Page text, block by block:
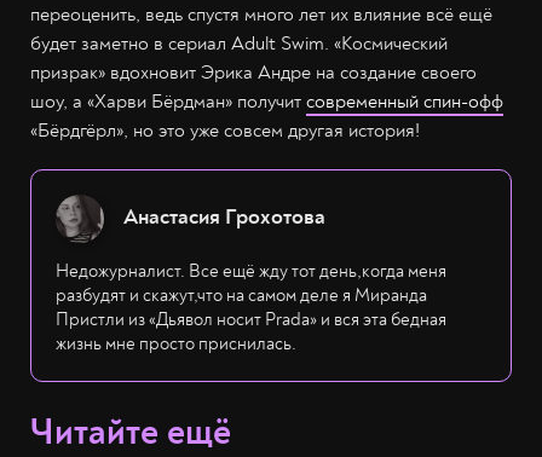
переоценить, ведь спустя много лет их влияние всё ещё
будет заметно в сериал Adult Swim. «Космический
призрак» вдохновит Эрика Андре на создание своего
шоу, а «Харви Бёрдман» получит современный спин-офф
«Бёрдгёрл», но это уже совсем другая история!
Анастасия Грохотова
Недожурналист. Все ещё жду тот день,когда меня
разбудят и скажут,что на самом деле я Миранда
Пристли из «Дьявол носит Prada» и вся эта бедная
жизнь мне просто приснилась.
Читайте ещё